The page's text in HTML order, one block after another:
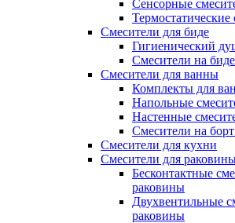
Сенсорные
Смесители для биде
Гигиенический
Смесители на биде
Смесители для ванны
Комплекты для
Напольные
Настенные
Смесители на
Смесители для кухни
Смесители для
Бесконтактные
раковины
Двухвентильные
раковины